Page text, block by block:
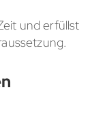
und erfüllst